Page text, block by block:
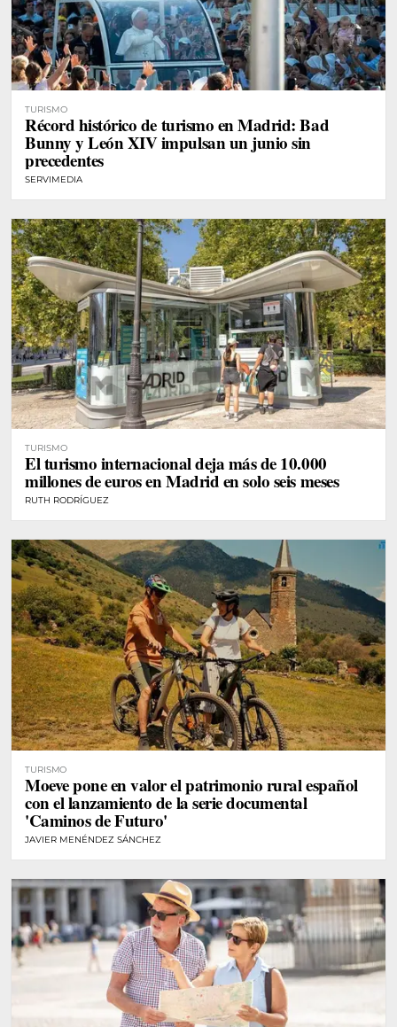
TURISMO
Récord histórico de turismo en Madrid: Bad
Bunny y León XIV impulsan un junio sin
precedentes
SERVIMEDIA
TURISMO
El turismo internacional deja más de 10.000
millones de euros en Madrid en solo seis meses
RUTH RODRÍGUEZ
TURISMO
Moeve pone en valor el patrimonio rural español
con el lanzamiento de la serie documental
'Caminos de Futuro'
JAVIER MENÉNDEZ SÁNCHEZ